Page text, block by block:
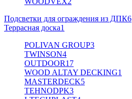
Подсветки для ограждения из ДПК6
Террасная доска1
POLIVAN GROUP3
TWINSON4
OUTDOOR17
WOOD ALTAY DECKING1
MASTERDECK5
TEHNODPK3